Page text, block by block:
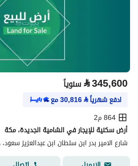
⃁345,600 سنوياً
ادفع شهرياً⃁
30,816مع
864 م2
أرض سكنية للإيجار في الشامية الجديدة، مكة
شارع الامير بدر ابن سلطان ابن عبدالعزيز